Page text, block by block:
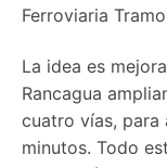
Ferroviaria
La idea es
Rancagua
cuatro vías, para
minutos. Todo